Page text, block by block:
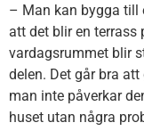
– Man kan bygga till
att det blir en terrass
vardagsrummet blir
delen. Det går bra
man inte påverkar
huset utan några